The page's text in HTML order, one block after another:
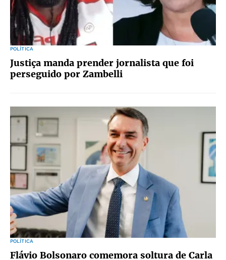
POLÍTICA
Justiça manda prender jornalista que foi
perseguido por Zambelli
POLÍTICA
Flávio Bolsonaro comemora soltura de Carla